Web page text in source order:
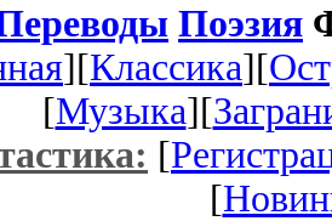
Поэзия
][Классика][
[Музыка][
[
[